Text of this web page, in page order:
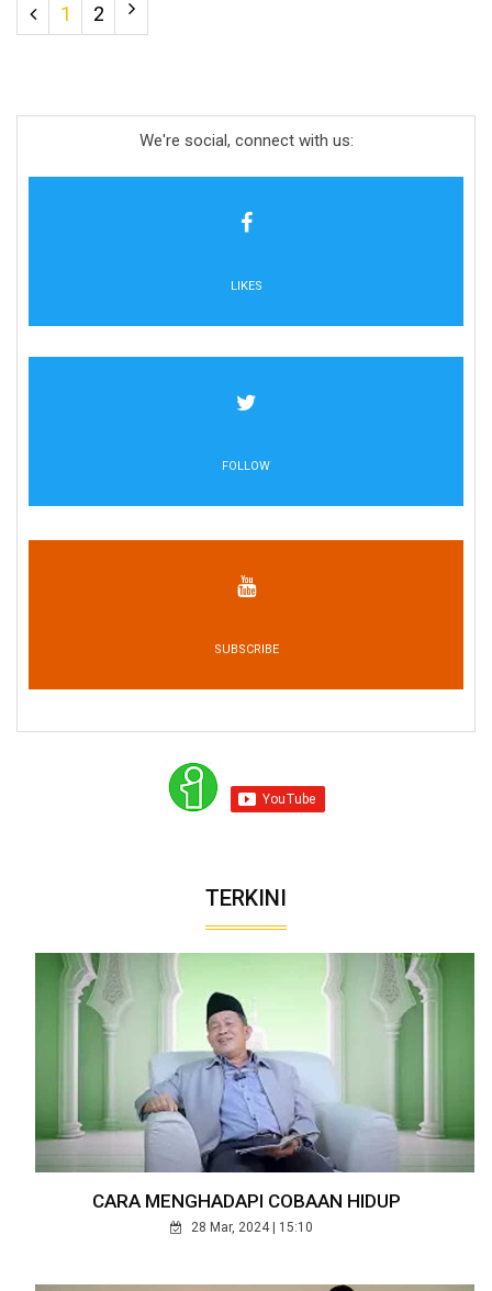
1 2
We're social, connect with us:
LIKES
FOLLOW
SUBSCRIBE
TERKINI
CARA MENGHADAPI COBAAN HIDUP
28 Mar, 2024 | 15:10